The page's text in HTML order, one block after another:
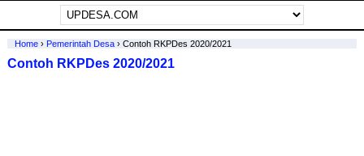
Home› Pemerintah Desa› Contoh RKPDes 2020/2021
Contoh RKPDes 2020/2021